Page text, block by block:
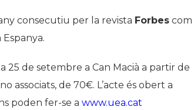
consecutiu per la revista Forbes com
de setembre a Can Macià a partir de
associats, de 70€. L’acte és obert a
poden fer-se a www.uea.cat